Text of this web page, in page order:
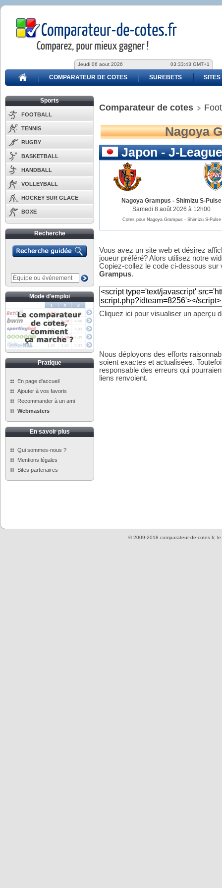
Jeudi 06 aout 2026 03:33:43 GMT+1
COMPARATEUR DE COTES SUREBETS SITES
Sports
FOOTBALL
TENNIS
RUGBY
BASKETBALL
HANDBALL
VOLLEYBALL
HOCKEY SUR GLACE
BOXE
Recherche
Mode d'emploi
Pratique
En page d'accueil
Ajouter à vos favoris
Recommander à un ami
Webmasters
En savoir plus
Qui sommes-nous ?
Mentions légales
Sites partenaires
Comparateur de cotes
Nagoya
Japon - J-League
Nagoya Grampus - Shimizu S-Pulse
Samedi 8 août 2026 à 12h00
Cotes pour Nagoya Grampus - Shimizu S-Pulse
Vous avez un site web et désirez
joueur préféré? Alors utilisez notre
Copiez-collez le code ci-dessous
Grampus.
Cliquez ici pour visualiser un aperçu
Nous déployons des efforts
soient exactes et actualisées.
responsable des erreurs qui
liens renvoient.
© 2009-2018 comparateur-de-cotes.fr, le